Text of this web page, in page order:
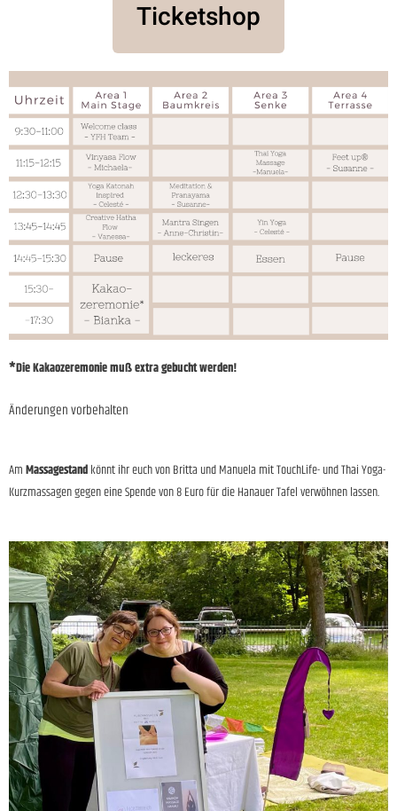
Ticketshop
*Die Kakaozeremonie muß extra gebucht werden!
Änderungen vorbehalten
AmMassagestandkönnt ihr euch von Britta und Manuela mit TouchLife- und Thai Yoga-
Kurzmassagen gegen eine Spende von 8 Euro für die Hanauer Tafel verwöhnen lassen.